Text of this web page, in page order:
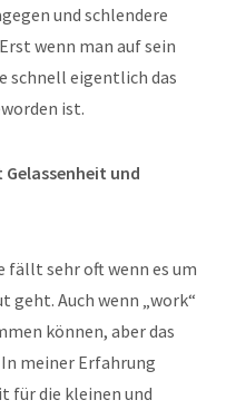
und schlendere
wenn man auf sein
schnell eigentlich das
ist.
Gelassenheit und
fällt sehr oft wenn es um
geht. Auch wenn „work“
können, aber das
meiner Erfahrung
für die kleinen und